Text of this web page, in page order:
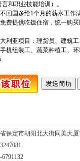
和职业技能培训）。
回国多给1个月的薪水工
费提供吃饭住宿，统一购
利亚项目：理货员、建筑
机组装工、蔬菜种植工、
保定市朝阳北大街同美大厦
6791132